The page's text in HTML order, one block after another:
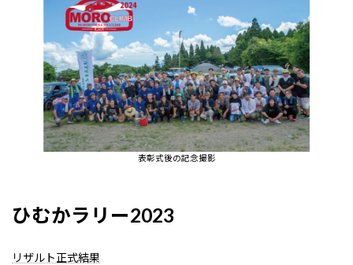
表彰式後の記念撮影
ひむかラリー2023
リザルト正式結果